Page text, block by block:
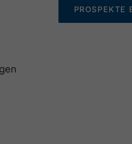
PROSPEKTE